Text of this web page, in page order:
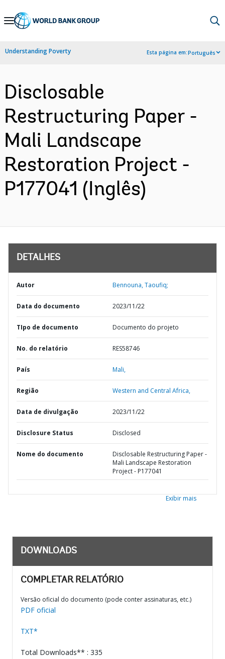
Skip
Navigation
Understanding Poverty Esta página em:Português
Disclosable
Restructuring Paper -
Mali Landscape
Restoration Project -
P177041 (Inglês)
DETALHES
Autor Bennouna, Taoufiq;
Data do documento 2023/11/22
TIpo de documento Documento do projeto
No. do relatório RES58746
País Mali,
Região Western and Central Africa,
Data de divulgação 2023/11/22
Disclosure Status Disclosed
Nome do documento
Disclosable Restructuring Paper -
Mali Landscape Restoration
Project - P177041
Exibir mais
DOWNLOADS
COMPLETAR RELATÓRIO
Versão oficial do documento (pode conter assinaturas, etc.)
PDF oficial
TXT*
Total Downloads** : 335